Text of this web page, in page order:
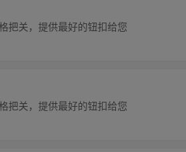
把关，提供最好的钮扣给您
把关，提供最好的钮扣给您